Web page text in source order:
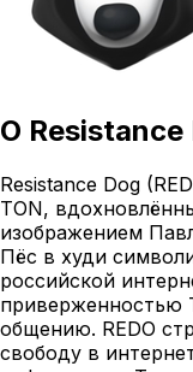
О Resistance
Resistance Dog
TON,
изображением
Пёс в худи
российской
приверженностью
общению. REDO
свободу в